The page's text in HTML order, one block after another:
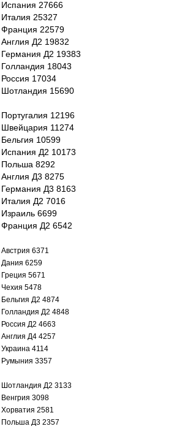
Испания 27666
Италия 25327
Франция 22579
Англия Д2 19832
Германия Д2 19383
Голландия 18043
Россия 17034
Шотландия 15690
Португалия 12196
Швейцария 11274
Бельгия 10599
Испания Д2 10173
Польша 8292
Англия Д3 8275
Германия Д3 8163
Италия Д2 7016
Израиль 6699
Франция Д2 6542
Австрия 6371
Дания 6259
Греция 5671
Чехия 5478
Бельгия Д2 4874
Голландия Д2 4848
Россия Д2 4663
Англия Д4 4257
Украина 4114
Румыния 3357
Шотландия Д2 3133
Венгрия 3098
Хорватия 2581
Польша Д3 2357